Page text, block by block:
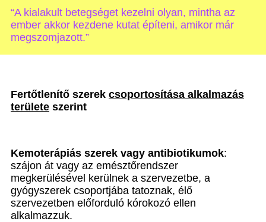
“A kialakult betegséget kezelni olyan, mintha az
ember akkor kezdene kutat építeni, amikor már
megszomjazott.”
Fertőtlenítő szerek csoportosítása alkalmazás
területe szerint
Kemoterápiás szerek vagy antibiotikumok:
szájon át vagy az emésztőrendszer
megkerülésével kerülnek a szervezetbe, a
gyógyszerek csoportjába tatoznak, élő
szervezetben előforduló kórokozó ellen
alkalmazzuk.